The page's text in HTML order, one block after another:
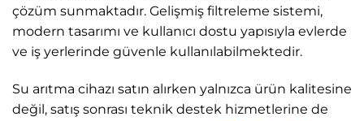
çözüm sunmaktadır. Gelişmiş filtreleme sistemi,
modern tasarımı ve kullanıcı dostu yapısıyla evlerde
ve iş yerlerinde güvenle kullanılabilmektedir.
Su arıtma cihazı satın alırken yalnızca ürün kalitesine
değil, satış sonrası teknik destek hizmetlerine de